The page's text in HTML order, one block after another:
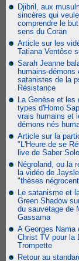
Djibril, aux
sincères qui
comprendre le
sens du Coran
Article sur les
Tatiana Ventôse
Sarah Jeanne
humains-démons
satanistes de la
Résistance
La Genèse et les
types d'Homo
vrais humains et
démons nés
Article sur la
"L'Heure de se
live de Saber Solo
Négroland, ou la
la vidéo de
"thèses
Le satanisme et
Green Shadow
du sauvetage de
Gassama
A Georges Nama
Christ TV pour la
Trompette
Retour au